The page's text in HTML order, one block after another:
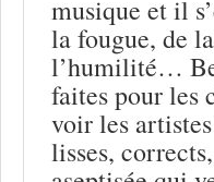
musique et il
la fougue, de
l’humilité…
faites pour les
voir les
lisses,